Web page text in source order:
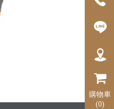
購物車
(0)